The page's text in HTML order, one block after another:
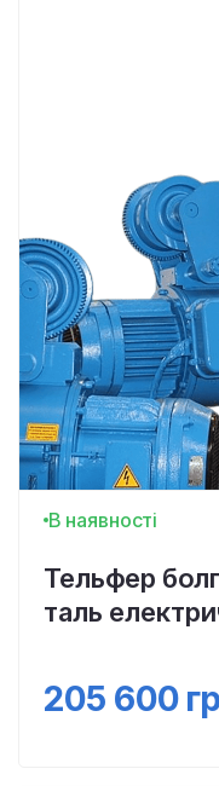
В наявності
Тельфер
таль
205 600